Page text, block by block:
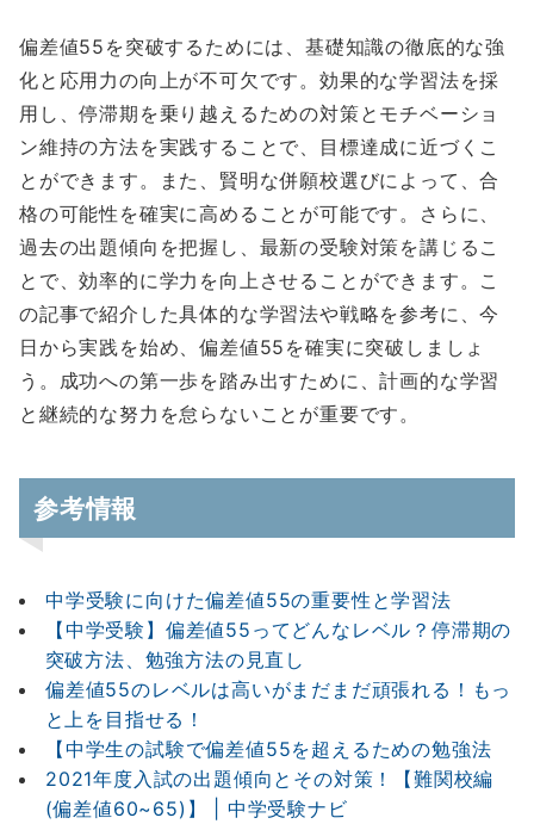
偏差値55を突破するためには、基礎知識の徹底的な強
化と応用力の向上が不可欠です。効果的な学習法を採
用し、停滞期を乗り越えるための対策とモチベーショ
ン維持の方法を実践することで、目標達成に近づくこ
とができます。また、賢明な併願校選びによって、合
格の可能性を確実に高めることが可能です。さらに、
過去の出題傾向を把握し、最新の受験対策を講じるこ
とで、効率的に学力を向上させることができます。こ
の記事で紹介した具体的な学習法や戦略を参考に、今
日から実践を始め、偏差値55を確実に突破しましょ
う。成功への第一歩を踏み出すために、計画的な学習
と継続的な努力を怠らないことが重要です。
参考情報
中学受験に向けた偏差値55の重要性と学習法
【中学受験】偏差値55ってどんなレベル？停滞期の
突破方法、勉強方法の見直し
偏差値55のレベルは高いがまだまだ頑張れる！もっ
と上を目指せる！
【中学生の試験で偏差値55を超えるための勉強法
2021年度入試の出題傾向とその対策！【難関校編
(偏差値60~65)】 | 中学受験ナビ